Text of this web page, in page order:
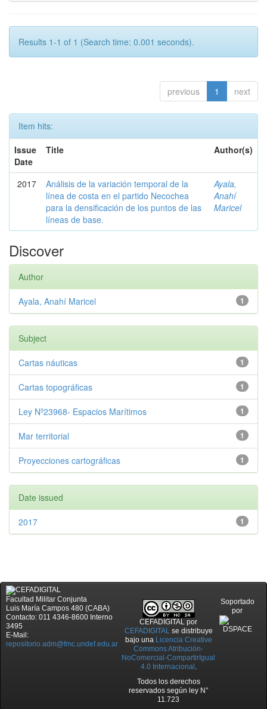
Results 1-1 of 1 (Search time: 0.001 seconds).
previous 1 next
Item hits:
Issue
Date
Title Author(s)
2017
Análisis de la variación temporal de la
línea de costa en el partido Necochea
para la densificación de los puntos de las
líneas de base.
Ayala,
Anahí
Maricel
Discover
Author
1
Ayala, Anahí Maricel
Subject
1
Cartas náuticas
1
Cartas topográficas
1
Ley Nº23968- Espacios Marítimos
1
Mar territorial
1
Proyecciones cartográficas
Date issued
1
2017
Facultad Militar Conjunta
Luis María Campos 480 (CABA)
Contacto: 011 4346-8600 Interno
3495
E-Mail:
repositorio.adm@fmc.undef.edu.ar
CEFADIGITAL por
CEFADIGITALse distribuye
bajo una Licencia Creative
Commons Atribución-
NoComercial-CompartirIgual
4.0 Internacional .
Todos los derechos
reservados según ley N°
11.723
Soportado
por